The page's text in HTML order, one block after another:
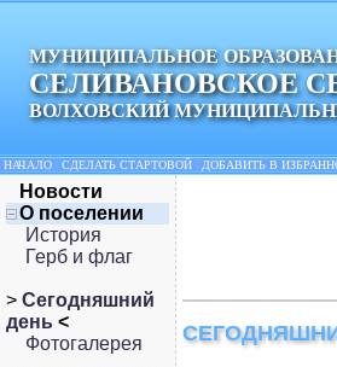
МУНИЦИПАЛЬНОЕ
СЕЛИВАНОВСКОЕ
ВОЛХОВСКИЙ
НАЧАЛО СДЕЛАТЬ СТАРТОВОЙ ДОБАВИТЬ В
Новости
О поселении
История
Герб и флаг
> Сегодняшний
день <
Фотогалерея